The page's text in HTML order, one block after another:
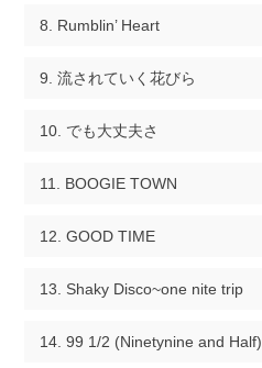
Rumblin’ Heart
流されていく花びら
でも大丈夫さ
BOOGIE TOWN
GOOD TIME
Shaky Disco~one nite trip
99 1/2 (Ninetynine and Half)